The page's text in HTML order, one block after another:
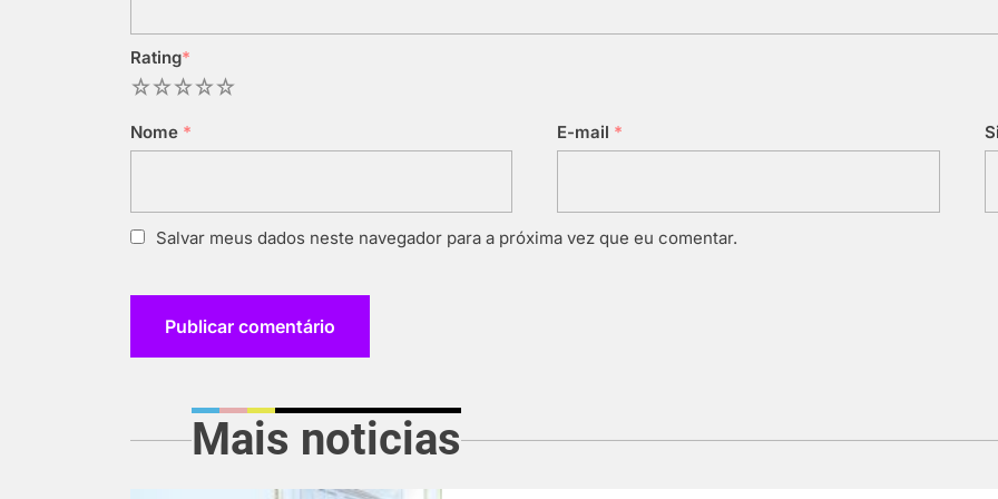
Rating*
5
4
3
2
Nome * E-mail *
Salvar meus dados neste navegador para a próxima vez que eu comentar.
Mais noticias